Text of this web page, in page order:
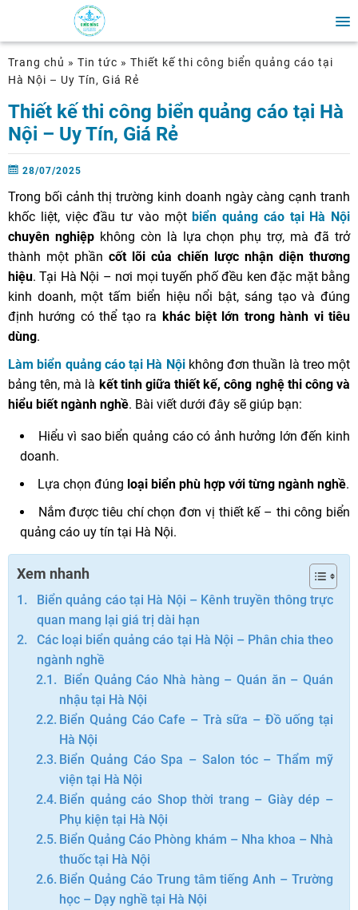
Trang chủ » Tin tức » Thiết kế thi công biển quảng cáo tại
Hà Nội – Uy Tín, Giá Rẻ
Thiết kế thi công biển quảng cáo tại Hà
Nội – Uy Tín, Giá Rẻ
28/07/2025
Trong bối cảnh thị trường kinh doanh ngày càng cạnh tranh
khốc liệt, việc đầu tư vào một biển quảng cáo tại Hà Nội
chuyên nghiệpkhông còn là lựa chọn phụ trợ, mà đã trở
thành một phần cốt lõi của chiến lược nhận diện thương
hiệu. Tại Hà Nội – nơi mọi tuyến phố đều ken đặc mặt bằng
kinh doanh, một tấm biển hiệu nổi bật, sáng tạo và đúng
định hướng có thể tạo ra khác biệt lớn trong hành vi tiêu
dùng.
Làm biển quảng cáo tại Hà Nộikhông đơn thuần là treo một
bảng tên, mà là kết tinh giữa thiết kế, công nghệ thi công và
hiểu biết ngành nghề. Bài viết dưới đây sẽ giúp bạn:
Hiểu vì sao biển quảng cáo có ảnh hưởng lớn đến kinh
doanh.
Lựa chọn đúng loại biển phù hợp với từng ngành nghề.
Nắm được tiêu chí chọn đơn vị thiết kế – thi công biển
quảng cáo uy tín tại Hà Nội.
Xem nhanh
Biển quảng cáo tại Hà Nội – Kênh truyền thông trực
quan mang lại giá trị dài hạn
Các loại biển quảng cáo tại Hà Nội – Phân chia theo
ngành nghề
Biển Quảng Cáo Nhà hàng – Quán ăn – Quán
nhậu tại Hà Nội
Biển Quảng Cáo Cafe – Trà sữa – Đồ uống tại
Hà Nội
Biển Quảng Cáo Spa – Salon tóc – Thẩm mỹ
viện tại Hà Nội
Biển quảng cáo Shop thời trang – Giày dép –
Phụ kiện tại Hà Nội
Biển Quảng Cáo Phòng khám – Nha khoa – Nhà
thuốc tại Hà Nội
Biển Quảng Cáo Trung tâm tiếng Anh – Trường
học – Dạy nghề tại Hà Nội